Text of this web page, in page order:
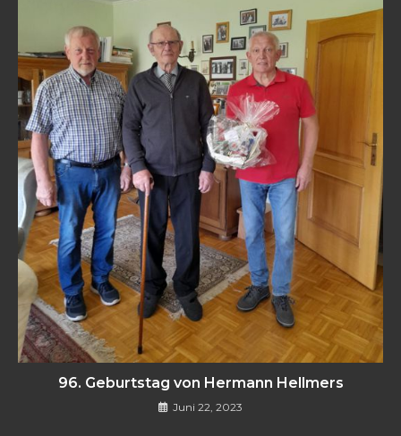
96. Geburtstag von Hermann Hellmers
Juni 22, 2023